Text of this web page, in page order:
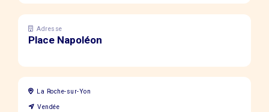
Adresse
Place Napoléon
La Roche-sur-Yon
Vendée